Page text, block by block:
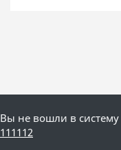
Вы не вошли в систему
111112